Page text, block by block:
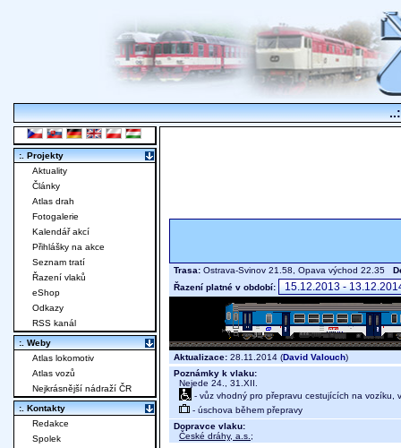
Trasa: Ostrava-Svinov 21.58, Opava východ 22.35
Řazení platné v období:
Aktualizace: 28.11.2014 (David Valouch)
Poznámky k vlaku:
Nejede 24., 31.XII.
- vůz vhodný pro přepravu cestujících na vozíku,
- úschova během přepravy
Dopravce vlaku:
České dráhy, a.s. ;
:. Projekty
Aktuality
Články
Atlas drah
Fotogalerie
Kalendář akcí
Přihlášky na akce
Seznam tratí
Řazení vlaků
eShop
Odkazy
RSS kanál
:. Weby
Atlas lokomotiv
Atlas vozů
Nejkrásnější nádraží ČR
:. Kontakty
Redakce
Spolek